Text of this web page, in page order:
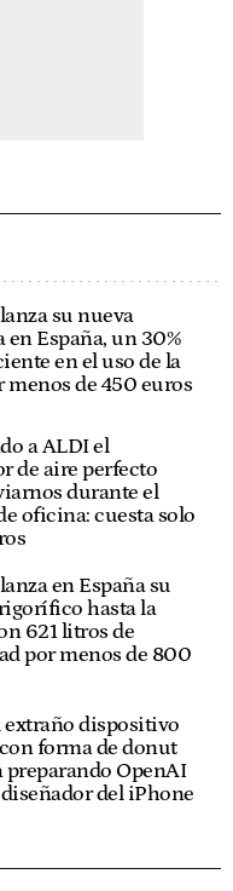
su nueva
en España, un 30%
en el uso de la
menos de 450 euros
a ALDI el
de aire perfecto
durante el
oficina: cuesta solo
en España su
hasta la
621 litros de
por menos de 800
extraño dispositivo
forma de donut
preparando OpenAI
del iPhone